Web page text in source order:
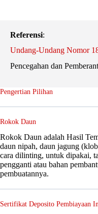
Referensi:
Undang-Undang Nomor
Pencegahan dan
Pengertian Pilihan
Rokok Daun
Rokok Daun adalah Hasil
daun nipah, daun jagung
cara dilinting, untuk dipakai,
pengganti atau bahan
pembuatannya.
Sertifikat Deposito Pembiayaan